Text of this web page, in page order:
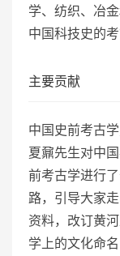
学、纺织、冶
中国科技史的
主要贡献
中国史前考古
夏鼐先生对中
前考古学进行
路，引导大家
资料，改订黄
学上的文化命